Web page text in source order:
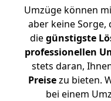
Umzüge können
aber keine Sorge,
diegünstigste
professionellen
stets daran,
Preisezu bieten.
bei einem